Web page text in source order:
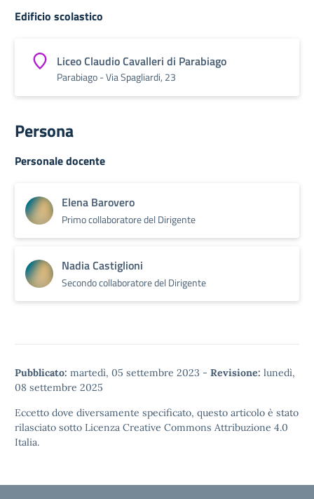
Edificio scolastico
Liceo Claudio Cavalleri di Parabiago
Parabiago - Via Spagliardi, 23
Persona
Personale docente
Elena Barovero
Primo collaboratore del Dirigente
Nadia Castiglioni
Secondo collaboratore del Dirigente
Pubblicato: martedì, 05 settembre 2023 - Revisione: lunedì,
08 settembre 2025
Eccetto dove diversamente specificato, questo articolo è stato
rilasciato sotto Licenza Creative Commons Attribuzione 4.0
Italia.